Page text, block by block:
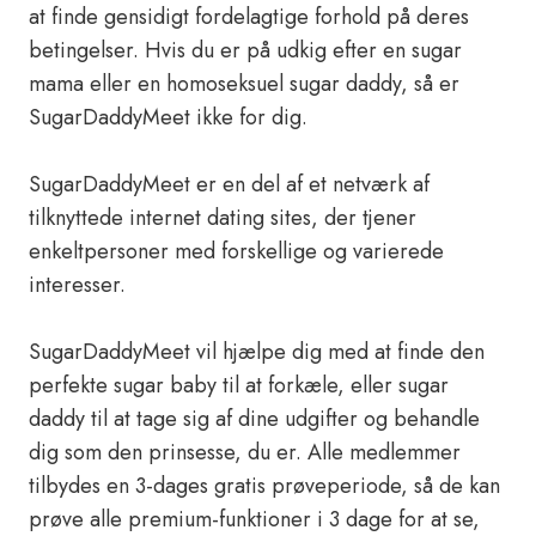
at finde gensidigt fordelagtige forhold på deres
betingelser. Hvis du er på udkig efter en sugar
mama eller en homoseksuel sugar daddy, så er
SugarDaddyMeet ikke for dig.
SugarDaddyMeet er en del af et netværk af
tilknyttede internet dating sites, der tjener
enkeltpersoner med forskellige og varierede
interesser.
SugarDaddyMeet vil hjælpe dig med at finde den
perfekte sugar baby til at forkæle, eller sugar
daddy til at tage sig af dine udgifter og behandle
dig som den prinsesse, du er. Alle medlemmer
tilbydes en 3-dages gratis prøveperiode, så de kan
prøve alle premium-funktioner i 3 dage for at se,